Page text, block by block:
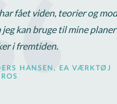
fået viden, teorier og
jeg kan bruge til mine
i fremtiden.
HANSEN, EA VÆRKTØJ